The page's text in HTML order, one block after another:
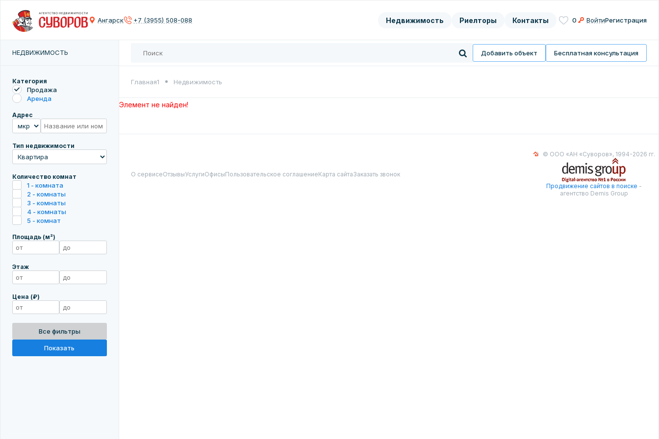
Ангарск +7 (3955) 508-088 Недвижимость Риелторы Контакты 0 ВойтиРегистрация
НЕДВИЖИМОСТЬ
Категория
Продажа
Аренда
Адрес
Тип недвижимости
Количество комнат
1 - комната
2 - комнаты
3 - комнаты
4 - комнаты
5 - комнат
Площадь (м²)
Этаж
Цена (₽)
Все фильтры
Показать
Добавить объект Бесплатная консультация
Главная1 Недвижимость
Элемент не найден!
О сервисеОтзывыУслугиОфисыПользовательское соглашениеКарта сайтаЗаказать звонок
© ООО «АН «Суворов», 1994-2026 гг.
Продвижение сайтов в поиске -
агентство Demis Group